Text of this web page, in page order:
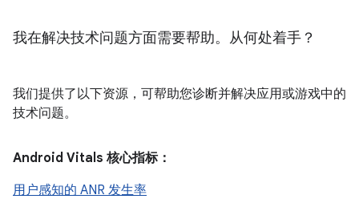
我在解决技术问题方面需要帮助。从何处着手？
我们提供了以下资源，可帮助您诊断并解决应用或游戏中的
技术问题。
Android Vitals 核心指标：
用户感知的 ANR 发生率